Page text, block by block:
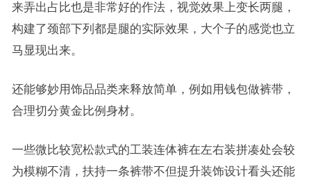
来弄出占比也是非常好的作法，视觉效果上变长两腿，
构建了颈部下列都是腿的实际效果，大个子的感觉也立
马显现出来。
还能够妙用饰品品类来释放简单，例如用钱包做裤带，
合理切分黄金比例身材。
一些微比较宽松款式的工装连体裤在左右装拼凑处会较
为模糊不清，扶持一条裤带不但提升装饰设计看头还能